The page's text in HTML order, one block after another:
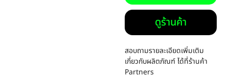
ดูร้านค้า
สอบถามรายละเอียดเพิ่มเติม
เกี่ยวกับผลิตภัณฑ์ ได้ที่ร้านค้า
Partners